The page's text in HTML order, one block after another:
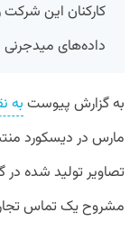
کارکنان این
داده‌های
به گزارش پیوست به
مارس در دیسکورد
تصاویر تولید شده در